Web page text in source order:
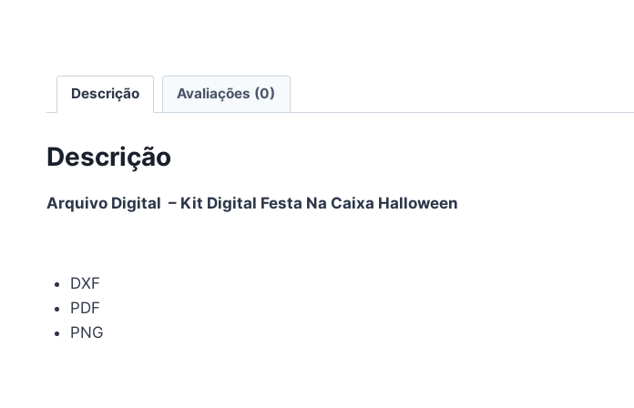
Descrição Avaliações (0)
Descrição
Arquivo Digital – Kit Digital Festa Na Caixa Halloween
DXF
PDF
PNG